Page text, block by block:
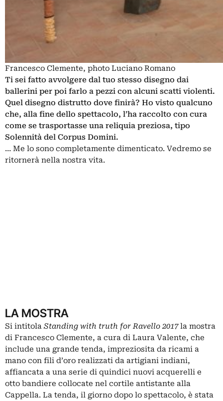
Francesco Clemente, photo Luciano Romano
Ti sei fatto avvolgere dal tuo stesso disegno dai
ballerini per poi farlo a pezzi con alcuni scatti violenti.
Quel disegno distrutto dove finirà? Ho visto qualcuno
che, alla fine dello spettacolo, l’ha raccolto con cura
come se trasportasse una reliquia preziosa, tipo
Solennità del Corpus Domini.
… Me lo sono completamente dimenticato. Vedremo se
ritornerà nella nostra vita.
LA MOSTRA
Si intitola Standing with truth for Ravello 2017 la mostra
di Francesco Clemente, a cura di Laura Valente, che
include una grande tenda, impreziosita da ricami a
mano con fili d’oro realizzati da artigiani indiani,
affiancata a una serie di quindici nuovi acquerelli e
otto bandiere collocate nel cortile antistante alla
Cappella. La tenda, il giorno dopo lo spettacolo, è stata